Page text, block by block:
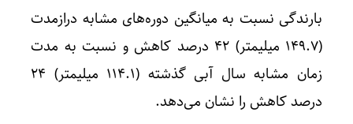
بارندگی نسبت به میانگین دوره‌های مشابه درازمدت
(۱۴۹.۷ میلیمتر) ۴۲ درصد کاهش و نسبت به مدت
زمان مشابه سال آبی گذشته (۱۱۴.۱ میلیمتر) ۲۴
درصد کاهش را نشان می‌دهد.